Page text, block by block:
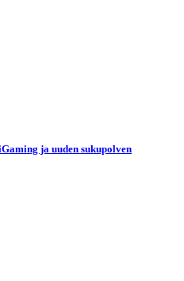
ja uuden sukupolven